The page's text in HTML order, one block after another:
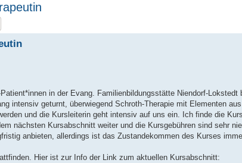
in der Evang. Familienbildungsstätte Niendorf-Lokstedt
intensiv geturnt, überwiegend Schroth-Therapie mit Elementen
und die Kursleiterin geht intensiv auf uns ein. Ich finde die
nächsten Kursabschnitt weiter und die Kursgebühren sind sehr
anbieten, allerdings ist das Zustandekommen des Kurses
Hier ist zur Info der Link zum aktuellen Kursabschnitt: